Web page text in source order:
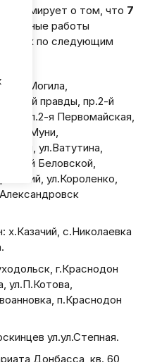
о том, что 7
работы
по следующим
правды, пр.2-й
ул.2-я Первомайская,
Муни,
ул.Ватутина,
й Беловской,
ул.Короленко,
х.Казачий, с.Николаевка
г.Краснодон
ул.П.Котова,
п.Краснодон
ул.ул.Степная.
Донбасса, кв. 60